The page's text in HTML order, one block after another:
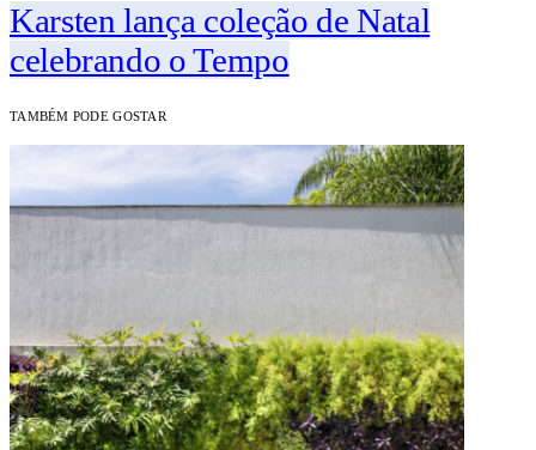
Karsten lança coleção de Natal
celebrando o Tempo
TAMBÉM PODE GOSTAR